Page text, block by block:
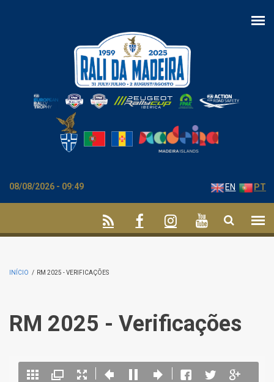
08/08/2026 - 09:49 EN PT
INÍCIO / RM 2025 - VERIFICAÇÕES
RM 2025 - Verificações